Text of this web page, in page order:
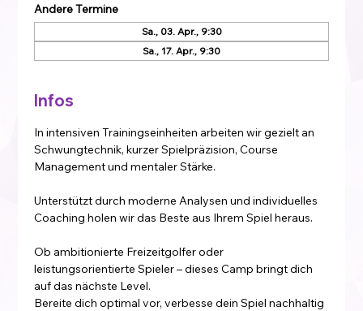
Andere Termine
Sa., 03. Apr., 9:30
Sa., 17. Apr., 9:30
Infos
In intensiven Trainingseinheiten arbeiten wir gezielt an
Schwungtechnik, kurzer Spielpräzision, Course
Management und mentaler Stärke.
Unterstützt durch moderne Analysen und individuelles
Coaching holen wir das Beste aus Ihrem Spiel heraus.
Ob ambitionierte Freizeitgolfer oder
leistungsorientierte Spieler – dieses Camp bringt dich
auf das nächste Level.
Bereite dich optimal vor, verbesse dein Spiel nachhaltig